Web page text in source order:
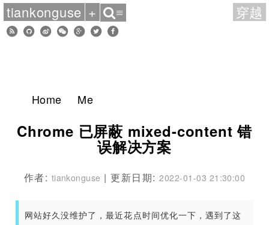
Home Me
Chrome 已屏蔽 mixed-content 错
误解决方案
作者: tiankonguse | 更新日期:2022-01-03 21:30:00
网站好久没维护了，最近花点时间优化一下，遇到了这
tiankonguse + ≡ 穿越